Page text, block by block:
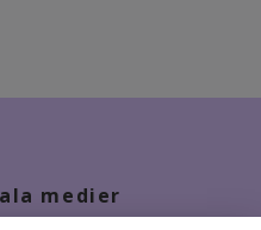
medier